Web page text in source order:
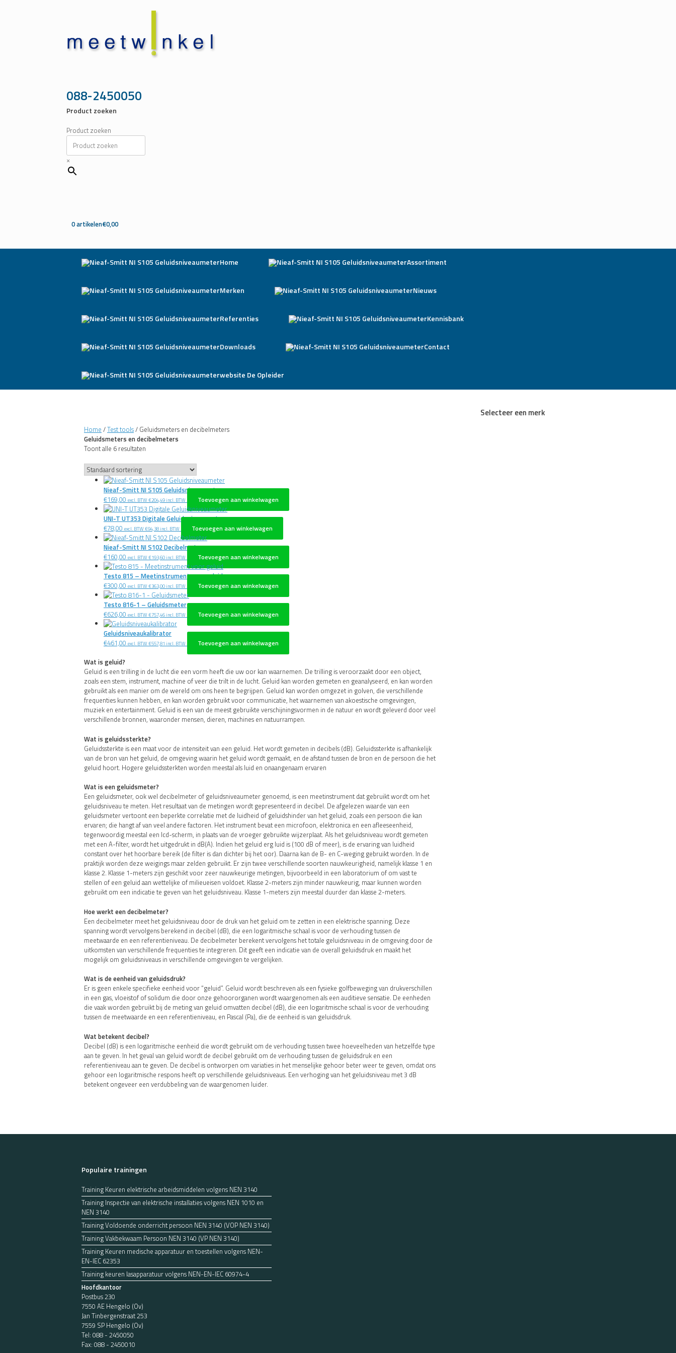
088-2450050
Product zoeken
Product zoeken
×
0 artikelen€0,00
Home Assortiment
Merken Nieuws
Referenties Kennisbank
Downloads Contact
website De Opleider
Home /Test tools/ Geluidsmeters en decibelmeters
Geluidsmeters en decibelmeters
Toont alle 6 resultaten
Nieaf-Smitt NI S105 Geluidsniveaumeter
€169,00 excl. BTW €204,49 incl. BTW Toevoegen aan winkelwagen
UNI-T UT353 Digitale Geluidsniveaumeter
€78,00 excl. BTW €94,38 incl. BTW Toevoegen aan winkelwagen
Nieaf-Smitt NI S102 Decibelmeter
€160,00 excl. BTW €193,60 incl. BTW Toevoegen aan winkelwagen
Testo 815 – Meetinstrument voor geluid
€300,00 excl. BTW €363,00 incl. BTW Toevoegen aan winkelwagen
Testo 816-1 – Geluidsmeter
€626,00 excl. BTW €757,46 incl. BTW Toevoegen aan winkelwagen
Geluidsniveaukalibrator
€461,00 excl. BTW €557,81 incl. BTW Toevoegen aan winkelwagen
Wat is geluid?
Geluid is een trilling in de lucht die een vorm heeft die uw oor kan waarnemen. De trilling is veroorzaakt door een object,
zoals een stem, instrument, machine of veer die trilt in de lucht. Geluid kan worden gemeten en geanalyseerd, en kan worden
gebruikt als een manier om de wereld om ons heen te begrijpen. Geluid kan worden omgezet in golven, die verschillende
frequenties kunnen hebben, en kan worden gebruikt voor communicatie, het waarnemen van akoestische omgevingen,
muziek en entertainment. Geluid is een van de meest gebruikte verschijningsvormen in de natuur en wordt geleverd door veel
verschillende bronnen, waaronder mensen, dieren, machines en natuurrampen.
Wat is geluidssterkte?
Geluidssterkte is een maat voor de intensiteit van een geluid. Het wordt gemeten in decibels (dB). Geluidssterkte is afhankelijk
van de bron van het geluid, de omgeving waarin het geluid wordt gemaakt, en de afstand tussen de bron en de persoon die het
geluid hoort. Hogere geluidssterkten worden meestal als luid en onaangenaam ervaren
Wat is een geluidsmeter?
Een geluidsmeter, ook wel decibelmeter of geluidsniveaumeter genoemd, is een meetinstrument dat gebruikt wordt om het
geluidsniveau te meten. Het resultaat van de metingen wordt gepresenteerd in decibel. De afgelezen waarde van een
geluidsmeter vertoont een beperkte correlatie met de luidheid of geluidshinder van het geluid, zoals een persoon die kan
ervaren; die hangt af van veel andere factoren. Het instrument bevat een microfoon, elektronica en een afleeseenheid,
tegenwoordig meestal een lcd-scherm, in plaats van de vroeger gebruikte wijzerplaat. Als het geluidsniveau wordt gemeten
met een A-filter, wordt het uitgedrukt in dB(A). Indien het geluid erg luid is (100 dB of meer), is de ervaring van luidheid
constant over het hoorbare bereik (de filter is dan dichter bij het oor). Daarna kan de B- en C-weging gebruikt worden. In de
praktijk worden deze weigings maar zelden gebruikt. Er zijn twee verschillende soorten nauwkeurigheid, namelijk klasse 1 en
klasse 2. Klasse 1-meters zijn geschikt voor zeer nauwkeurige metingen, bijvoorbeeld in een laboratorium of om vast te
stellen of een geluid aan wettelijke of milieueisen voldoet. Klasse 2-meters zijn minder nauwkeurig, maar kunnen worden
gebruikt om een indicatie te geven van het geluidsniveau. Klasse 1-meters zijn meestal duurder dan klasse 2-meters.
Hoe werkt een decibelmeter?
Een decibelmeter meet het geluidsniveau door de druk van het geluid om te zetten in een elektrische spanning. Deze
spanning wordt vervolgens berekend in decibel (dB), die een logaritmische schaal is voor de verhouding tussen de
meetwaarde en een referentieniveau. De decibelmeter berekent vervolgens het totale geluidsniveau in de omgeving door de
uitkomsten van verschillende frequenties te integreren. Dit geeft een indicatie van de overall geluidsdruk en maakt het
mogelijk om geluidsniveaus in verschillende omgevingen te vergelijken.
Wat is de eenheid van geluidsdruk?
Er is geen enkele specifieke eenheid voor “geluid”. Geluid wordt beschreven als een fysieke golfbeweging van drukverschillen
in een gas, vloeistof of solidum die door onze gehoororganen wordt waargenomen als een auditieve sensatie. De eenheden
die vaak worden gebruikt bij de meting van geluid omvatten decibel (dB), die een logaritmische schaal is voor de verhouding
tussen de meetwaarde en een referentieniveau, en Pascal (Pa), die de eenheid is van geluidsdruk.
Wat betekent decibel?
Decibel (dB) is een logaritmische eenheid die wordt gebruikt om de verhouding tussen twee hoeveelheden van hetzelfde type
aan te geven. In het geval van geluid wordt de decibel gebruikt om de verhouding tussen de geluidsdruk en een
referentieniveau aan te geven. De decibel is ontworpen om variaties in het menselijke gehoor beter weer te geven, omdat ons
gehoor een logaritmische respons heeft op verschillende geluidsniveaus. Een verhoging van het geluidsniveau met 3 dB
betekent ongeveer een verdubbeling van de waargenomen luider.
Selecteer een merk
Populaire trainingen
Training Keuren elektrische arbeidsmiddelen volgens NEN 3140
Training Inspectie van elektrische installaties volgens NEN 1010 en
NEN 3140
Training Voldoende onderricht persoon NEN 3140 (VOP NEN 3140)
Training Vakbekwaam Persoon NEN 3140 (VP NEN 3140)
Training Keuren medische apparatuur en toestellen volgens NEN-
EN-IEC 62353
Training keuren lasapparatuur volgens NEN-EN-IEC 60974-4
Hoofdkantoor
Postbus 230
7550 AE Hengelo (Ov)
Jan Tinbergenstraat 253
7559 SP Hengelo (Ov)
Tel: 088 - 2450050
Fax: 088 - 2450010